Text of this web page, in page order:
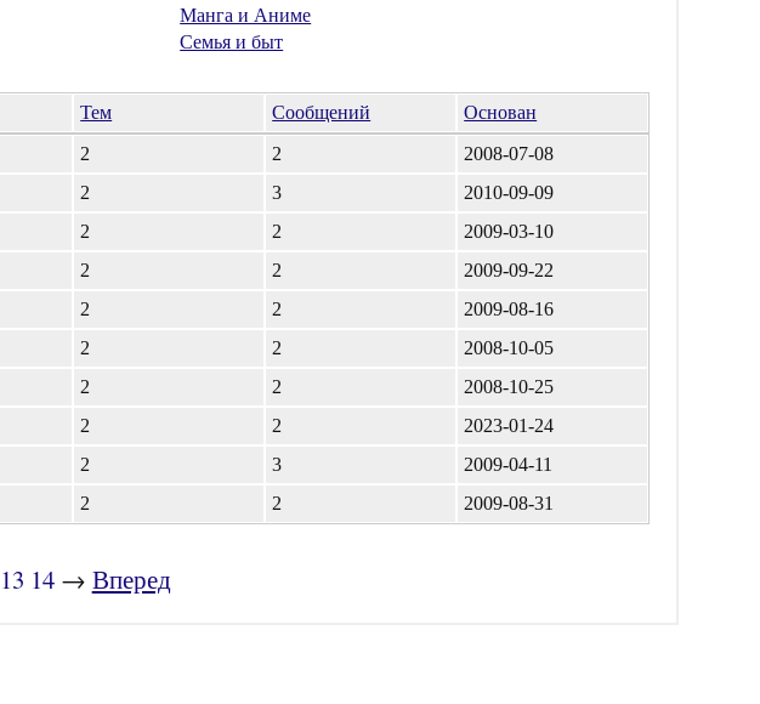
Манга и Аниме
Семья и быт
Тем Сообщений
Основан
2 2
2008-07-08
2 3
2010-09-09
2 2
2009-03-10
2 2
2009-09-22
2 2
2009-08-16
2 2
2008-10-05
2 2
2008-10-25
2 2
2023-01-24
2 3
2009-04-11
2 2 2009-08-31
13 14 → Вперед